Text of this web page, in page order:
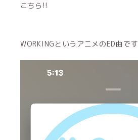
こちら!!
WORKINGというアニメのED曲です